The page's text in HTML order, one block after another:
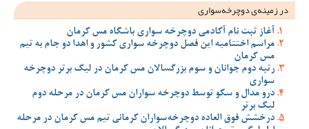
در زمینه‌ی دوچرخه‌سواری
آغاز ثبت نام آکادمی دوچرخه سواری باشگاه مس کرمان
مراسم اختتامیه این فصل دوچرخه سواری کشور و اهدا دو جام به تیم
مس کرمان
رتبه دوم جوانان و سوم بزرگسالان مس کرمان در لیگ برتر دوچرخه
سواری
درو مدال و سکو توسط دوچرخه سواران مس کرمان در مرحله دوم
لیگ برتر
درخشش فوق العاده دوچرخه‌سواران کرمانی تیم مس کرمان در مرحله